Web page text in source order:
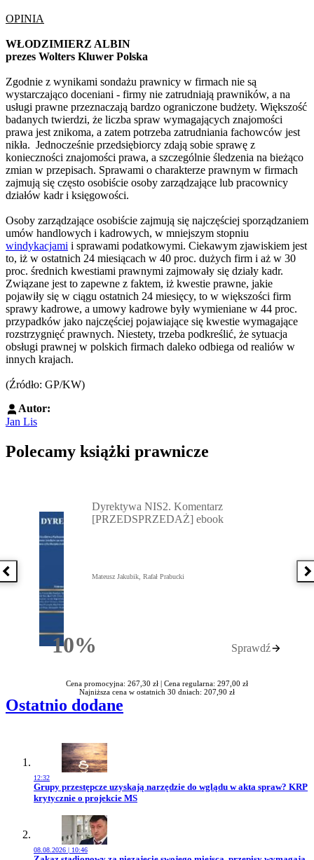
OPINIA
WŁODZIMIERZ ALBIN
prezes Wolters Kluwer Polska
Zgodnie z wynikami sondażu prawnicy w firmach nie są
wystarczająco doceniani - firmy nie zatrudniają prawników, a na
usługi prawne przeznaczają bardzo ograniczone budżety. Większość
badanych twierdzi, że liczba spraw wymagających znajomości
prawa jest znikoma, a zatem potrzeba zatrudniania fachowców jest
nikła. Jednocześnie przedsiębiorcy zdają sobie sprawę z
konieczności znajomości prawa, a szczególnie śledzenia na bieżąco
zmian w przepisach. Sprawami o charakterze prawnym w firmach
zajmują się często osobiście osoby zarządzające lub pracownicy
działów kadr i księgowości.
Osoby zarządzające osobiście zajmują się najczęściej sporządzaniem
umów handlowych i kadrowych, w mniejszym stopniu
windykacjami i sprawami podatkowymi. Ciekawym zjawiskiem jest
to, iż w ostatnich 24 miesiącach w 40 proc. dużych firm i aż w 30
proc. średnich kwestiami prawnymi zajmowały się działy kadr.
Związane jest to zapewne z faktem, iż kwestie prawne, jakie
pojawiły się w ciągu ostatnich 24 miesięcy, to w większości firm
sprawy kadrowe, a umowy kadrowe były wymieniane w 44 proc.
przypadków jako najczęściej pojawiające się kwestie wymagające
rozstrzygnięć prawnych. Niestety, trzeba podkreślić, że sytuacja
obsługi prawnej w polskich firmach daleko odbiega od realiów w
innych krajach.
(Źródło: GP/KW)
Autor:
Jan Lis
Polecamy książki prawnicze
Poprzednia książka
10%Rabatu
Dyrektywa NIS2. Komentarz
[PRZEDSPRZEDAŻ] ebook
Mateusz Jakubik, Rafał Prabucki
Sprawdź
Cena promocyjna: 267,30 zł | Cena regularna: 297,00 zł
Najniższa cena w ostatnich 30 dniach: 207,90 zł
Ostatnio dodane
12:32
Przejdź do artykułu:
Grupy przestępcze uzyskają narzędzie do wglądu w akta spraw? KRP
krytycznie o projekcie MS
08.08.2026 | 10:46